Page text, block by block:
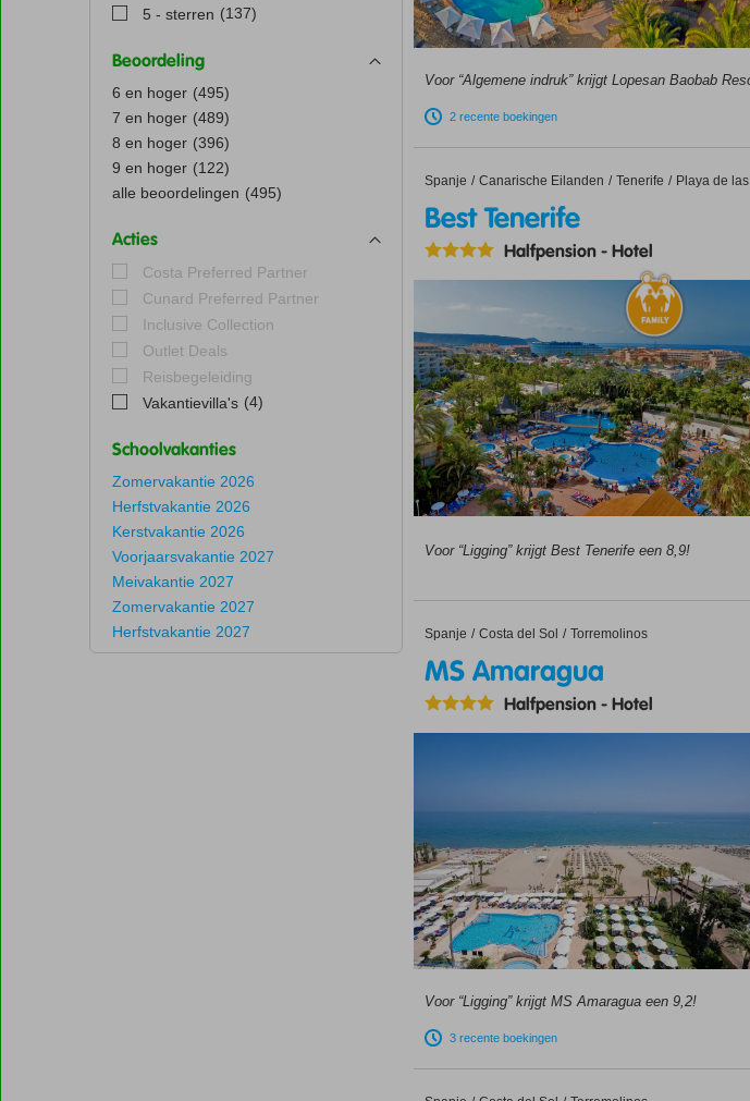
5 - sterren (137)
Beoordeling
6 en hoger (495)
7 en hoger (489)
8 en hoger (396)
9 en hoger (122)
alle beoordelingen (495)
Acties
Costa Preferred Partner
Cunard Preferred Partner
Inclusive Collection
Outlet Deals
Reisbegeleiding
Vakantievilla's (4)
Schoolvakanties
Zomervakantie 2026
Herfstvakantie 2026
Kerstvakantie 2026
Voorjaarsvakantie 2027
Meivakantie 2027
Zomervakantie 2027
Herfstvakantie 2027
Voor “Algemene indruk” krijgt Lopesan Baobab
2 recente boekingen
Home
Spanje Canarische Eilanden Tenerife Playa de
Best Tenerife
Best Tenerife
Halfpension-Hotel
Voor “Ligging” krijgt Best Tenerife een 8,9!
Home
Spanje Costa del Sol Torremolinos
MS Amaragua
MS Amaragua
Halfpension-Hotel
Voor “Ligging” krijgt MS Amaragua een 9,2!
3 recente boekingen